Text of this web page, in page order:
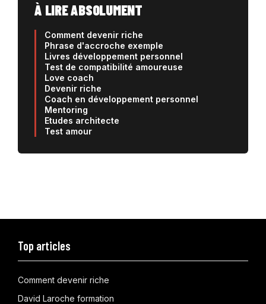
À LIRE ABSOLUMENT
Comment devenir riche
Phrase d'accroche exemple
Livres développement personnel
Test de compatibilité amoureuse
Love coach
Devenir riche
Coach en développement personnel
Mentoring
Etudes architecte
Test amour
Top articles
Comment devenir riche
David Laroche formation